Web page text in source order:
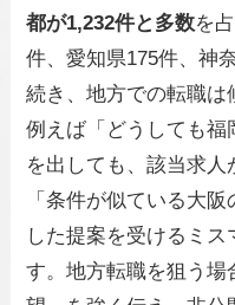
都が1,232件と多数を
件、愛知県175件、神
続き、地方での転職は
例えば「どうしても福
を出しても、該当求
「条件が似ている大
した提案を受けるミス
す。地方転職を狙う